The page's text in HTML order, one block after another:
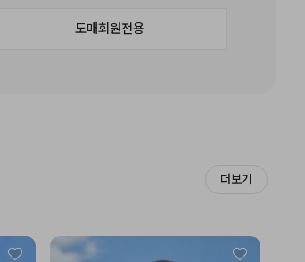
도매회원전용
더보기